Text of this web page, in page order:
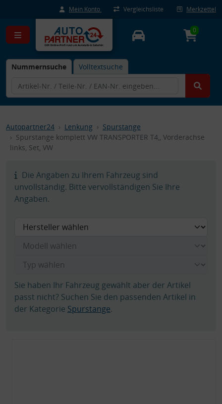
Mein Konto Vergleichsliste Merkzettel
Nummernsuche Volltextsuche
0
Autopartner24 Lenkung
Spurstange
Spurstange komplett VW TRANSPORTER T4,, Vorderachse
links, Set, VW
Die Angaben zu Ihrem Fahrzeug sind
unvollständig. Bitte vervollständigen Sie Ihre
Angaben.
Sie haben Ihr Fahrzeug gewählt aber der Artikel
passt nicht? Suchen Sie den passenden Artikel in
der Kategorie Spurstange.